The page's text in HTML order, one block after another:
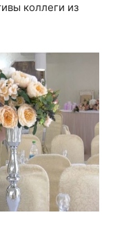
коллеги из